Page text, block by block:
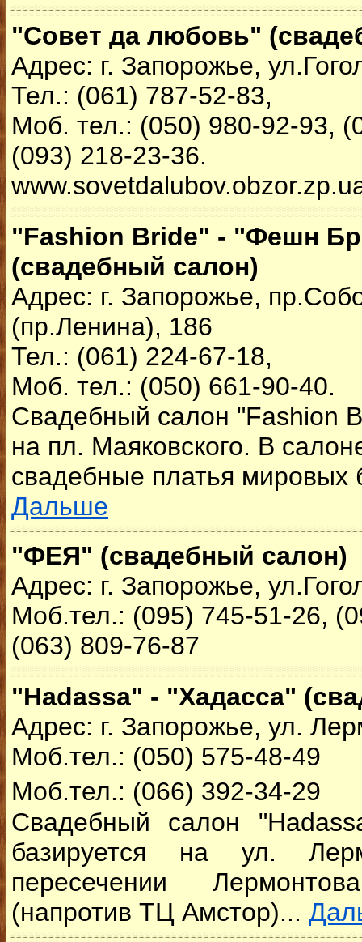
"Совет да любовь"
Адрес: г. Запорожье,
Тел.: (061) 787-52-83,
Моб. тел.: (050) 980-92-93,
(093) 218-23-36.
"Fashion Bride" - "Фешн
(свадебный салон)
Адрес: г. Запорожье,
(пр.Ленина), 186
Тел.: (061) 224-67-18,
Моб. тел.: (050) 661-90-40.
Свадебный салон "Fashion
на пл. Маяковского. В
свадебные платья мировых
Дальше
"ФЕЯ" (свадебный салон)
Адрес: г. Запорожье,
Моб.тел.: (095) 745-51-26,
(063) 809-76-87
"Hadassa" - "Хадасса"
Адрес: г. Запорожье, ул.
Моб.тел.: (050) 575-48-49
Моб.тел.: (066) 392-34-29
Свадебный салон
базируется на ул.
пересечении
(напротив ТЦ Амстор)...